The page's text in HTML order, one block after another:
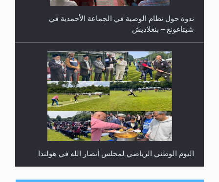
ندوة حول نظام الوصية في الجماعة الأحمدية في
شيتاغونغ – بنغلاديش
اليوم الوطني الرياضي لمجلس أنصار الله في هولندا